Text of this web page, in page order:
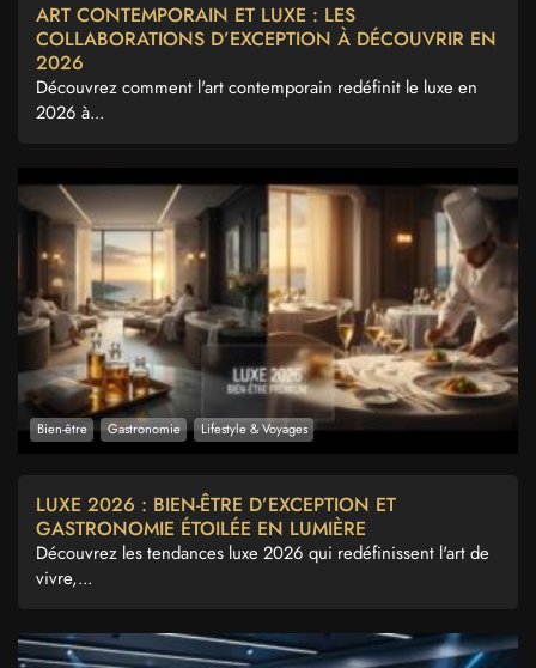
ART CONTEMPORAIN ET LUXE : LES
COLLABORATIONS D’EXCEPTION À DÉCOUVRIR EN
2026
Découvrez comment l'art contemporain redéfinit le luxe en
2026 à...
Bien-être Gastronomie Lifestyle & Voyages
LUXE 2026 : BIEN-ÊTRE D’EXCEPTION ET
GASTRONOMIE ÉTOILÉE EN LUMIÈRE
Découvrez les tendances luxe 2026 qui redéfinissent l'art de
vivre,...